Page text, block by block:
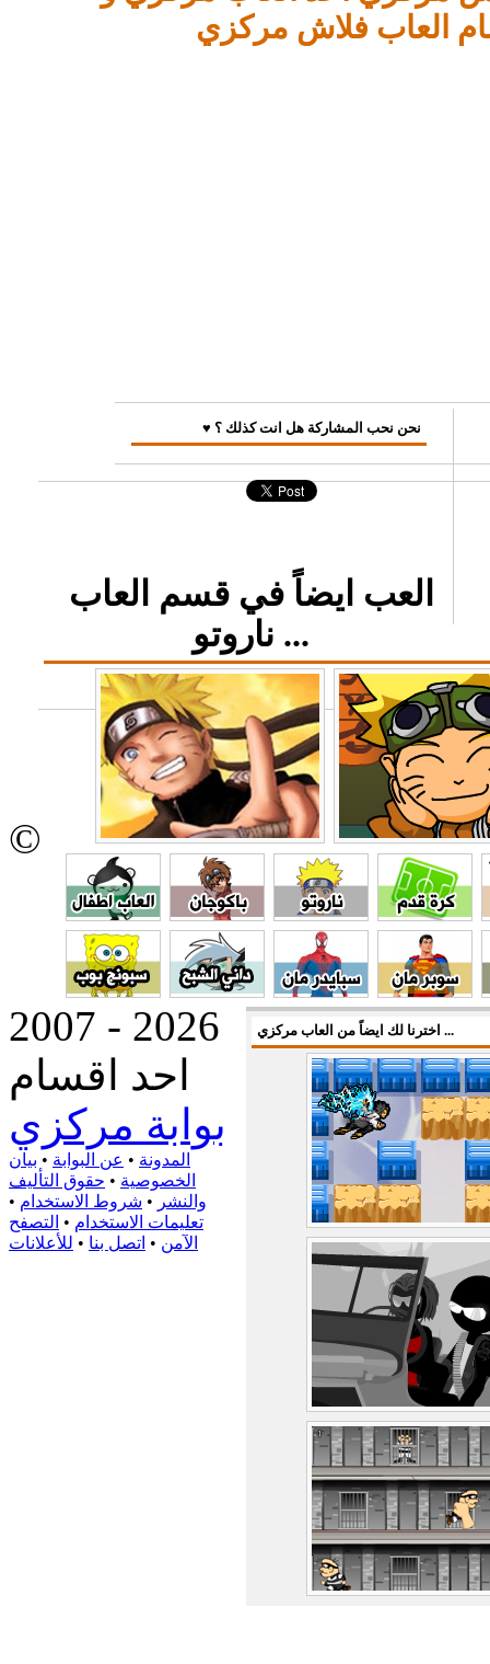
العاب فلاش مركزي
♥ نحن نحب المشاركة هل انت كذلك ؟
العب ايضاً في قسم العاب
ناروتو ...
اخترنا لك ايضاً من العاب مركزي ...
©
2007 - 2026
احد اقسام
بوابة مركزي
المدونة • عن البوابة • بيان
الخصوصية • حقوق التأليف
والنشر • شروط الاستخدام •
تعليمات الاستخدام • التصفح
الآمن • اتصل بنا • للأعلانات